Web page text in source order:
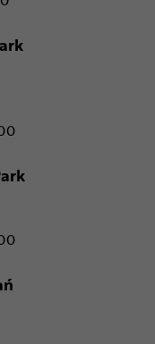
- Comfy Park
- Morski Park
- Solvay Park